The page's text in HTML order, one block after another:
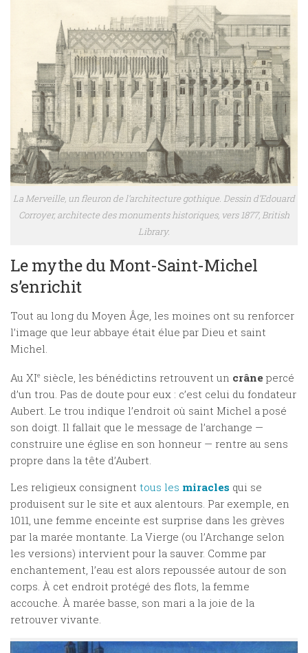
La Merveille, un fleuron de l’architecture gothique. Dessin d’Edouard
Corroyer, architecte des monuments historiques, vers 1877, British
Library.
Le mythe du Mont-Saint-Michel
s’enrichit
Tout au long du Moyen Âge, les moines ont su renforcer
l’image que leur abbaye était élue par Dieu et saint
Michel.
Au XIe siècle, les bénédictins retrouvent un crâne percé
d’un trou. Pas de doute pour eux : c’est celui du fondateur
Aubert. Le trou indique l’endroit où saint Michel a posé
son doigt. Il fallait que le message de l’archange —
construire une église en son honneur — rentre au sens
propre dans la tête d’Aubert.
Les religieux consignent tous les miracles qui se
produisent sur le site et aux alentours. Par exemple, en
1011, une femme enceinte est surprise dans les grèves
par la marée montante. La Vierge (ou l’Archange selon
les versions) intervient pour la sauver. Comme par
enchantement, l’eau est alors repoussée autour de son
corps. À cet endroit protégé des flots, la femme
accouche. À marée basse, son mari a la joie de la
retrouver vivante.